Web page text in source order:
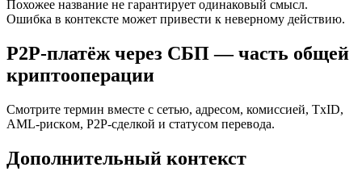
Похожее название не гарантирует одинаковый смысл.
Ошибка в контексте может привести к неверному действию.
P2P-платёж через СБП — часть общей
криптооперации
Смотрите термин вместе с сетью, адресом, комиссией, TxID,
AML-рискoм, P2P-сделкой и статусом перевода.
Дополнительный контекст